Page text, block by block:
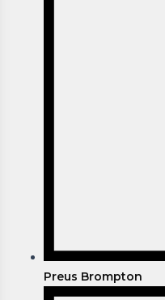
Preus Brompton